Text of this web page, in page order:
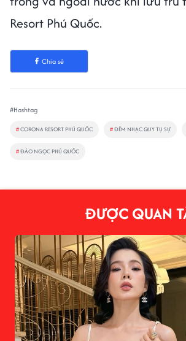
Resort Phú Quốc.
Chia sẻ
#Hashtag
#CORONA RESORT PHÚ QUỐC #ĐÊM NHẠC QUY TỤ SỰ
#ĐẢO NGỌC PHÚ QUỐC
ĐƯỢC QUAN